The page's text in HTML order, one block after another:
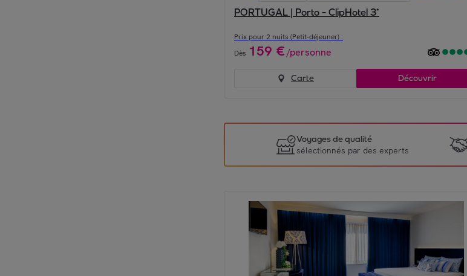
PORTUGAL | Porto - ClipHotel 3*
Prix pour 2 nuits (Petit-déjeuner) :
Dès 159 €/personne
Carte Découvrir
Voyages de qualité
sélectionnés par des experts